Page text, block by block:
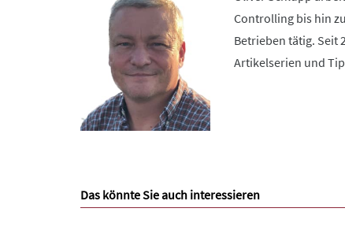
Controlling bis hin
Betrieben tätig. Seit
Artikelserien und
Das könnte Sie auch interessieren